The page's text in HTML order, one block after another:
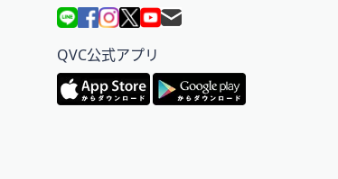
QVC公式アプリ